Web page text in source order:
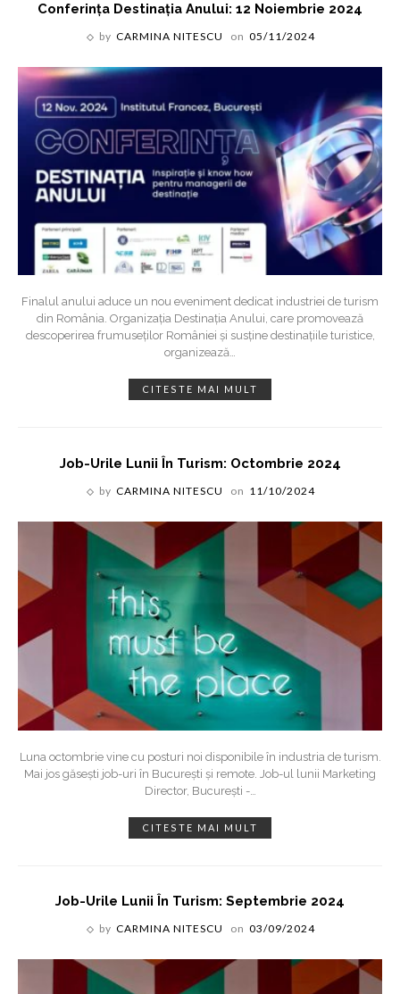
Conferința Destinația Anului: 12 Noiembrie 2024
by CARMINA NITESCU on 05/11/2024
Finalul anului aduce un nou eveniment dedicat industriei de turism
din România. Organizația Destinația Anului, care promovează
descoperirea frumuseților României și susține destinațiile turistice,
organizează…
CITESTE MAI MULT
Job-Urile Lunii În Turism: Octombrie 2024
by CARMINA NITESCU on 11/10/2024
Luna octombrie vine cu posturi noi disponibile în industria de turism.
Mai jos găsești job-uri în București și remote. Job-ul lunii Marketing
Director, București -…
CITESTE MAI MULT
Job-Urile Lunii În Turism: Septembrie 2024
by CARMINA NITESCU on 03/09/2024